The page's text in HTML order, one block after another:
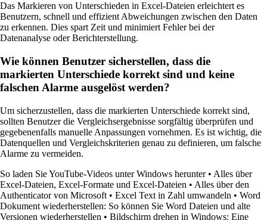
Das Markieren von Unterschieden in Excel-Dateien erleichtert es
Benutzern, schnell und effizient Abweichungen zwischen den Daten
zu erkennen. Dies spart Zeit und minimiert Fehler bei der
Datenanalyse oder Berichterstellung.
Wie können Benutzer sicherstellen, dass die
markierten Unterschiede korrekt sind und keine
falschen Alarme ausgelöst werden?
Um sicherzustellen, dass die markierten Unterschiede korrekt sind,
sollten Benutzer die Vergleichsergebnisse sorgfältig überprüfen und
gegebenenfalls manuelle Anpassungen vornehmen. Es ist wichtig, die
Datenquellen und Vergleichskriterien genau zu definieren, um falsche
Alarme zu vermeiden.
So laden Sie YouTube-Videos unter Windows herunter• Alles über
Excel-Dateien, Excel-Formate und Excel-Dateien • Alles über den
Authenticator von Microsoft • Excel Text in Zahl umwandeln • Word
Dokument wiederherstellen: So können Sie Word Dateien und alte
Versionen wiederherstellen • Bildschirm drehen in Windows: Eine